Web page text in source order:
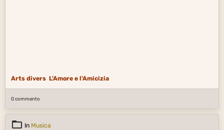
Arts divers L'Amore e l'Amicizia
0 commento
In Musica